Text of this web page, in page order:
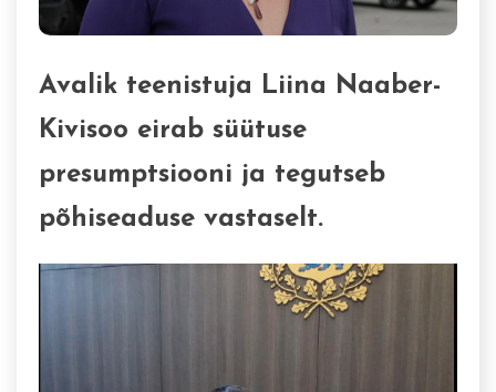
Avalik teenistuja Liina Naaber-
Kivisoo eirab süütuse
presumptsiooni ja tegutseb
põhiseaduse vastaselt.